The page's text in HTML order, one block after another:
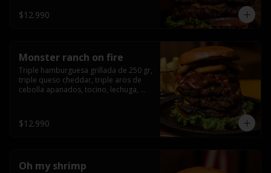
$12.990
Monster ranch on fire
Triple hamburguesa grillada de 250 gr,
triple queso cheddar, triple aros de
cebolla apanados, tocino, lechuga,
jalapeños de texas.
$12.990
Oh my shrimp